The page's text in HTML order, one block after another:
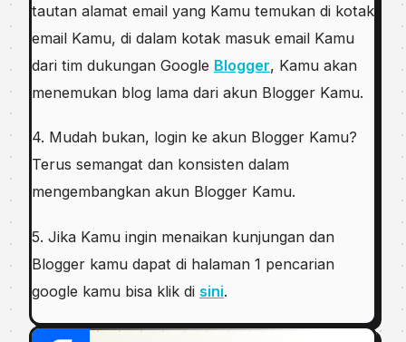
tautan alamat email yang Kamu temukan di kotak
email Kamu, di dalam kotak masuk email Kamu
dari tim dukungan Google Blogger, Kamu akan
menemukan blog lama dari akun Blogger Kamu.
4. Mudah bukan, login ke akun Blogger Kamu?
Terus semangat dan konsisten dalam
mengembangkan akun Blogger Kamu.
5. Jika Kamu ingin menaikan kunjungan dan
Blogger kamu dapat di halaman 1 pencarian
google kamu bisa klik di sini.